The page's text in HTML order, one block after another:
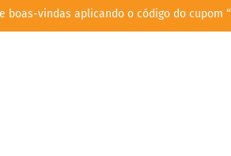
boas-vindas aplicando o código do cupom “